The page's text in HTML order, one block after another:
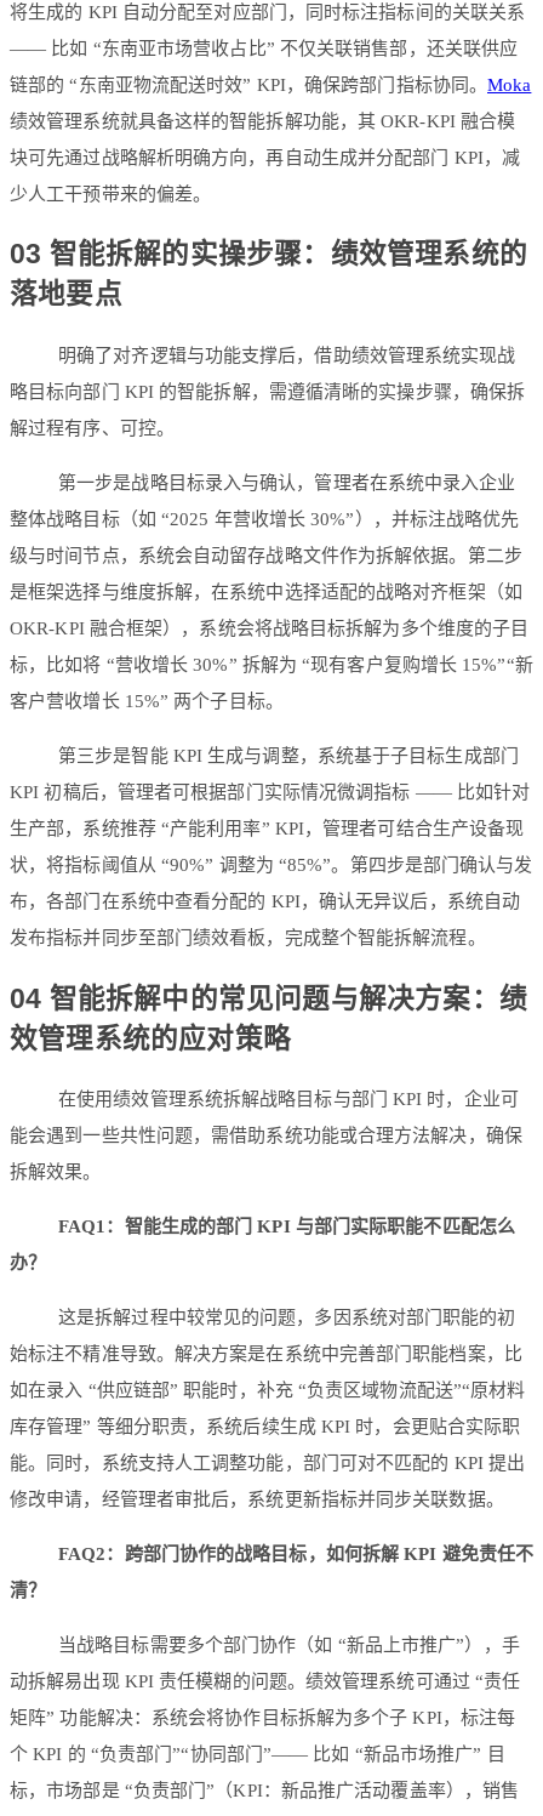
将生成的 KPI 自动分配至对应部门，同时标注指标间的关联关系
—— 比如 “东南亚市场营收占比” 不仅关联销售部，还关联供应
链部的 “东南亚物流配送时效” KPI，确保跨部门指标协同。 Moka
绩效管理系统就具备这样的智能拆解功能，其 OKR-KPI 融合模
块可先通过战略解析明确方向，再自动生成并分配部门 KPI，减
少人工干预带来的偏差。
03 智能拆解的实操步骤：绩效管理系统的
落地要点
明确了对齐逻辑与功能支撑后，借助绩效管理系统实现战
略目标向部门 KPI 的智能拆解，需遵循清晰的实操步骤，确保拆
解过程有序、可控。
第一步是战略目标录入与确认，管理者在系统中录入企业
整体战略目标（如 “2025 年营收增长 30%”），并标注战略优先
级与时间节点，系统会自动留存战略文件作为拆解依据。第二步
是框架选择与维度拆解，在系统中选择适配的战略对齐框架（如
OKR-KPI 融合框架），系统会将战略目标拆解为多个维度的子目
标，比如将 “营收增长 30%” 拆解为 “现有客户复购增长 15%”“新
客户营收增长 15%” 两个子目标。
第三步是智能 KPI 生成与调整，系统基于子目标生成部门
KPI 初稿后，管理者可根据部门实际情况微调指标 —— 比如针对
生产部，系统推荐 “产能利用率” KPI，管理者可结合生产设备现
状，将指标阈值从 “90%” 调整为 “85%”。第四步是部门确认与发
布，各部门在系统中查看分配的 KPI，确认无异议后，系统自动
发布指标并同步至部门绩效看板，完成整个智能拆解流程。
04 智能拆解中的常见问题与解决方案：绩
效管理系统的应对策略
在使用绩效管理系统拆解战略目标与部门 KPI 时，企业可
能会遇到一些共性问题，需借助系统功能或合理方法解决，确保
拆解效果。
FAQ1：智能生成的部门 KPI 与部门实际职能不匹配怎么
办？
这是拆解过程中较常见的问题，多因系统对部门职能的初
始标注不精准导致。解决方案是在系统中完善部门职能档案，比
如在录入 “供应链部” 职能时，补充 “负责区域物流配送”“原材料
库存管理” 等细分职责，系统后续生成 KPI 时，会更贴合实际职
能。同时，系统支持人工调整功能，部门可对不匹配的 KPI 提出
修改申请，经管理者审批后，系统更新指标并同步关联数据。
FAQ2：跨部门协作的战略目标，如何拆解 KPI 避免责任不
清？
当战略目标需要多个部门协作（如 “新品上市推广”），手
动拆解易出现 KPI 责任模糊的问题。绩效管理系统可通过 “责任
矩阵” 功能解决：系统会将协作目标拆解为多个子 KPI，标注每
个 KPI 的 “负责部门”“协同部门”—— 比如 “新品市场推广” 目
标，市场部是 “负责部门”（KPI：新品推广活动覆盖率），销售